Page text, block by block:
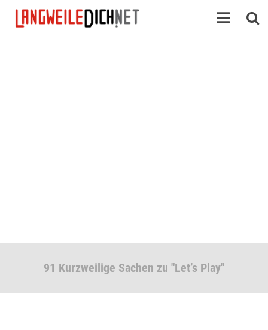
91 Kurzweilige Sachen zu "Let’s Play"